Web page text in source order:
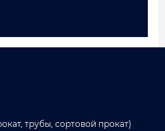
трубы, сортовой прокат)